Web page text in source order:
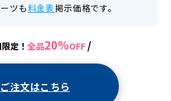
ツも料金表掲示価格です。
定！ 全品20%OFF /
ご注文はこちら